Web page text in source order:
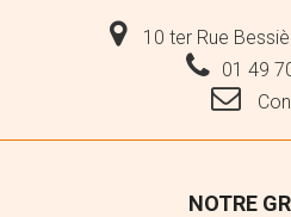
10 ter Rue
01 49
NOTRE